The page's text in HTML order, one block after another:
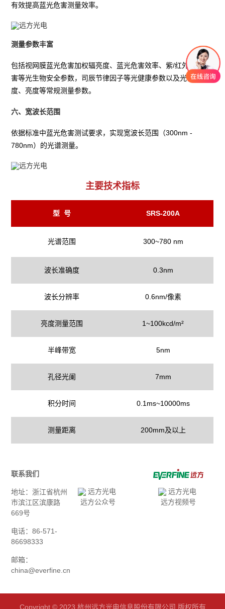
有效提高蓝光危害测量效率。
测量参数丰富
包括视网膜蓝光危害加权辐亮度、蓝光危害效率、紫/红外辐射危
害等光生物安全参数，司辰节律因子等光健康参数以及光谱、色
度、亮度等常规测量参数。
六、宽波长范围
依据标准中蓝光危害测试要求，实现宽波长范围（300nm -
780nm）的光谱测量。
主要技术指标
型 号 SRS-200A
光谱范围 300~780 nm
波长准确度 0.3nm
波长分辨率 0.6nm/像素
亮度测量范围 1~100kcd/m²
半峰带宽 5nm
孔径光阑 7mm
积分时间 0.1ms~10000ms
测量距离 200mm及以上
联系我们
地址：浙江省杭州
市滨江区滨康路
669号
电话：86-571-
86698333
邮箱：
china@everfine.cn
远方公众号 远方视频号
Copyright © 2023 杭州远方光电信息股份有限公司 版权所有